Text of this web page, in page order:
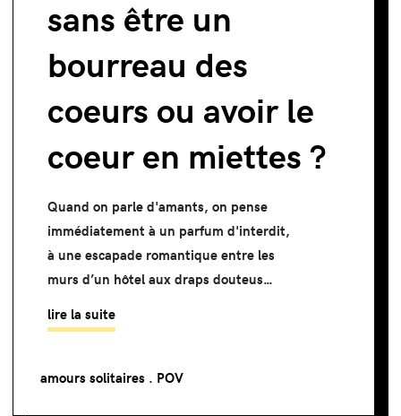
sans être un
bourreau des
coeurs ou avoir le
coeur en miettes ?
Quand on parle d'amants, on pense
immédiatement à un parfum d'interdit,
à une escapade romantique entre les
murs d’un hôtel aux draps douteus…
lire la suite
amours solitaires . POV